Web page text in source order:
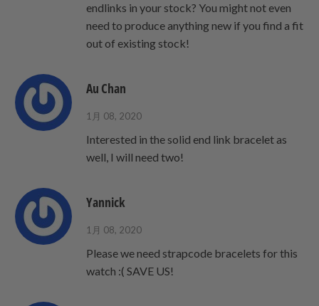
endlinks in your stock? You might not even
need to produce anything new if you find a fit
out of existing stock!
Au Chan
1月 08, 2020
Interested in the solid end link bracelet as
well, I will need two!
Yannick
1月 08, 2020
Please we need strapcode bracelets for this
watch :( SAVE US!